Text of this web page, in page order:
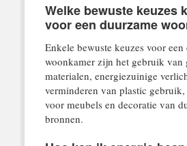
Welke bewuste keuzes
voor een duurzame
Enkele bewuste keuzes voor een
woonkamer zijn het gebruik van
materialen, energiezuinige
verminderen van plastic
voor meubels en decoratie van
bronnen.